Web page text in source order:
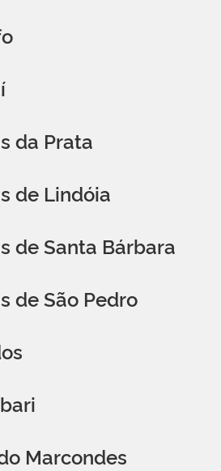
da Prata
de Lindóia
de Santa Bárbara
de São Pedro
Marcondes